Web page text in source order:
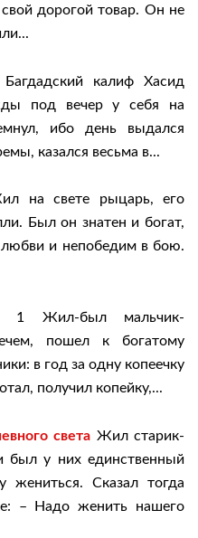
дорогой товар. Он не
Багдадский калиф Хасид
под вечер у себя на
ибо день выдался
казался весьма в...
на свете рыцарь, его
Был он знатен и богат,
любви и непобедим в бою.
1 Жил-был мальчик-
пошел к богатому
в год за одну копеечку
получил копейку,...
света Жил старик-
был у них единственный
Сказал тогда
– Надо женить нашего